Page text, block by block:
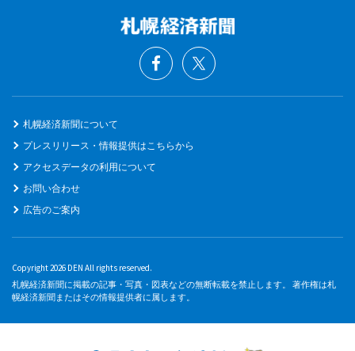
札幌経済新聞について
プレスリリース・情報提供はこちらから
アクセスデータの利用について
お問い合わせ
広告のご案内
Copyright 2026 DEN All rights reserved.
札幌経済新聞に掲載の記事・写真・図表などの無断転載を禁止します。 著作権は札
幌経済新聞またはその情報提供者に属します。